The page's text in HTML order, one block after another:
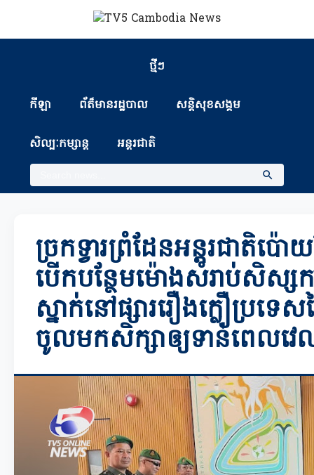
ថ្មីៗ
កីឡា ព័ត៏មានរដ្ឋបាល សន្តិសុខសង្គម
សិល្បៈកម្សាន្ត អន្តរជាតិ
ច្រកទ្វារព្រំដែនអន្តរជាតិប៉ោ
បើកបន្ថែមម៉ោងសំរាប់សិស្ស
ស្នាក់នៅផ្សាររឿងក្លឿប្រទេ
ចូលមកសិក្សាឲ្យទាន់ពេលវេ